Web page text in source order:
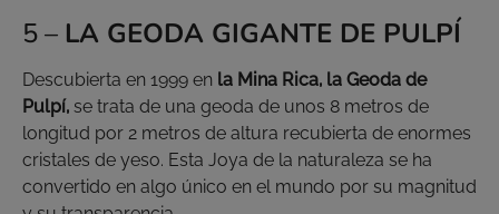
5 – LA GEODA GIGANTE DE PULPÍ
Descubierta en 1999 en la Mina Rica, la Geoda de
Pulpí, se trata de una geoda de unos 8 metros de
longitud por 2 metros de altura recubierta de enormes
cristales de yeso. Esta Joya de la naturaleza se ha
convertido en algo único en el mundo por su magnitud